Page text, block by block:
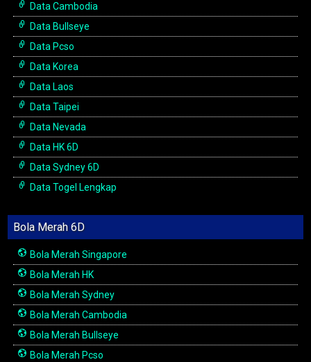
Data Cambodia
Data Bullseye
Data Pcso
Data Korea
Data Laos
Data Taipei
Data Nevada
Data HK 6D
Data Sydney 6D
Data Togel Lengkap
Bola Merah 6D
Bola Merah Singapore
Bola Merah HK
Bola Merah Sydney
Bola Merah Cambodia
Bola Merah Bullseye
Bola Merah Pcso